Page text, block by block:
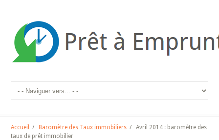
Accueil / Baromètre des Taux immobiliers /Avril 2014 : baromètre des
taux de prêt immobilier